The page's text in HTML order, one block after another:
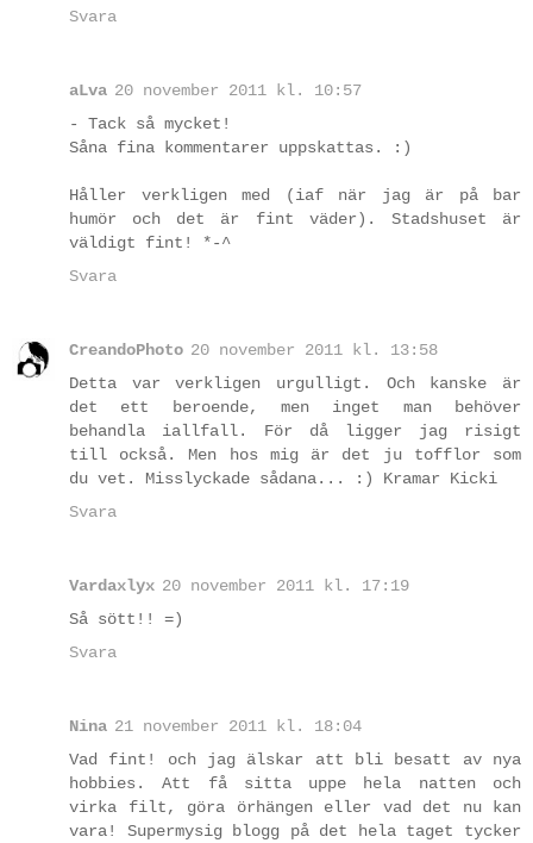
Svara
aLva 20 november 2011 kl. 10:57
- Tack så mycket!
Såna fina kommentarer uppskattas. :)
Håller verkligen med (iaf när jag är på bar
humör och det är fint väder). Stadshuset är
väldigt fint! *-^
Svara
CreandoPhoto 20 november 2011 kl. 13:58
Detta var verkligen urgulligt. Och kanske är
det ett beroende, men inget man behöver
behandla iallfall. För då ligger jag risigt
till också. Men hos mig är det ju tofflor som
du vet. Misslyckade sådana... :) Kramar Kicki
Svara
Vardaxlyx 20 november 2011 kl. 17:19
Så sött!! =)
Svara
Nina 21 november 2011 kl. 18:04
Vad fint! och jag älskar att bli besatt av nya
hobbies. Att få sitta uppe hela natten och
virka filt, göra örhängen eller vad det nu kan
vara! Supermysig blogg på det hela taget tycker